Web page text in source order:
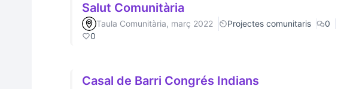
Salut Comunitària
Taula Comunitària, març 2022 Projectes comunitaris
0
0
Casal de Barri Congrés Indians